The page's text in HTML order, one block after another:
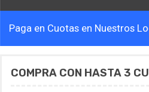
Paga en Cuotas en Nuestros
COMPRA CON HASTA 3